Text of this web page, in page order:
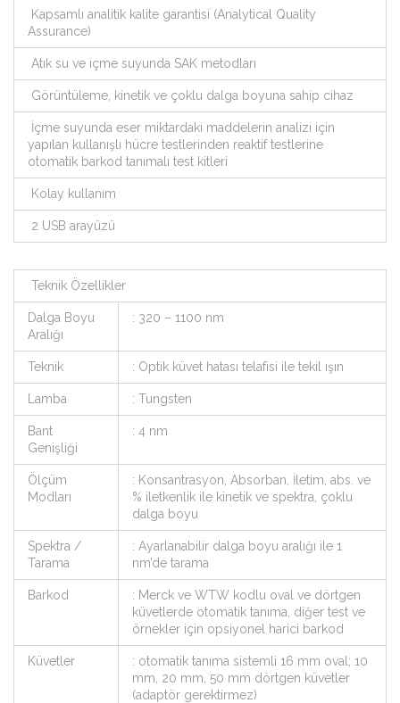
Kapsamlı analitik kalite garantisi (Analytical Quality
Assurance)
Atık su ve içme suyunda SAK metodları
Görüntüleme, kinetik ve çoklu dalga boyuna sahip cihaz
İçme suyunda eser miktardaki maddelerin analizi için
yapılan kullanışlı hücre testlerinden reaktif testlerine
otomatik barkod tanımalı test kitleri
Kolay kullanım
2 USB arayüzü
Teknik Özellikler
Dalga Boyu
Aralığı
: 320 – 1100 nm
Teknik : Optik küvet hatası telafisi ile tekil ışın
Lamba : Tungsten
Bant
Genişliği
: 4 nm
Ölçüm
Modları
: Konsantrasyon, Absorban, İletim, abs. ve
% iletkenlik ile kinetik ve spektra, çoklu
dalga boyu
Spektra /
Tarama
: Ayarlanabilir dalga boyu aralığı ile 1
nm’de tarama
Barkod
: Merck ve WTW kodlu oval ve dörtgen
küvetlerde otomatik tanıma, diğer test ve
örnekler için opsiyonel harici barkod
Küvetler
: otomatik tanıma sistemli 16 mm oval; 10
mm, 20 mm, 50 mm dörtgen küvetler
(adaptör gerektirmez)